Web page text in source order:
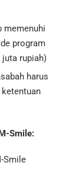
memenuhi
program
juta rupiah)
harus
Smile:
Smile